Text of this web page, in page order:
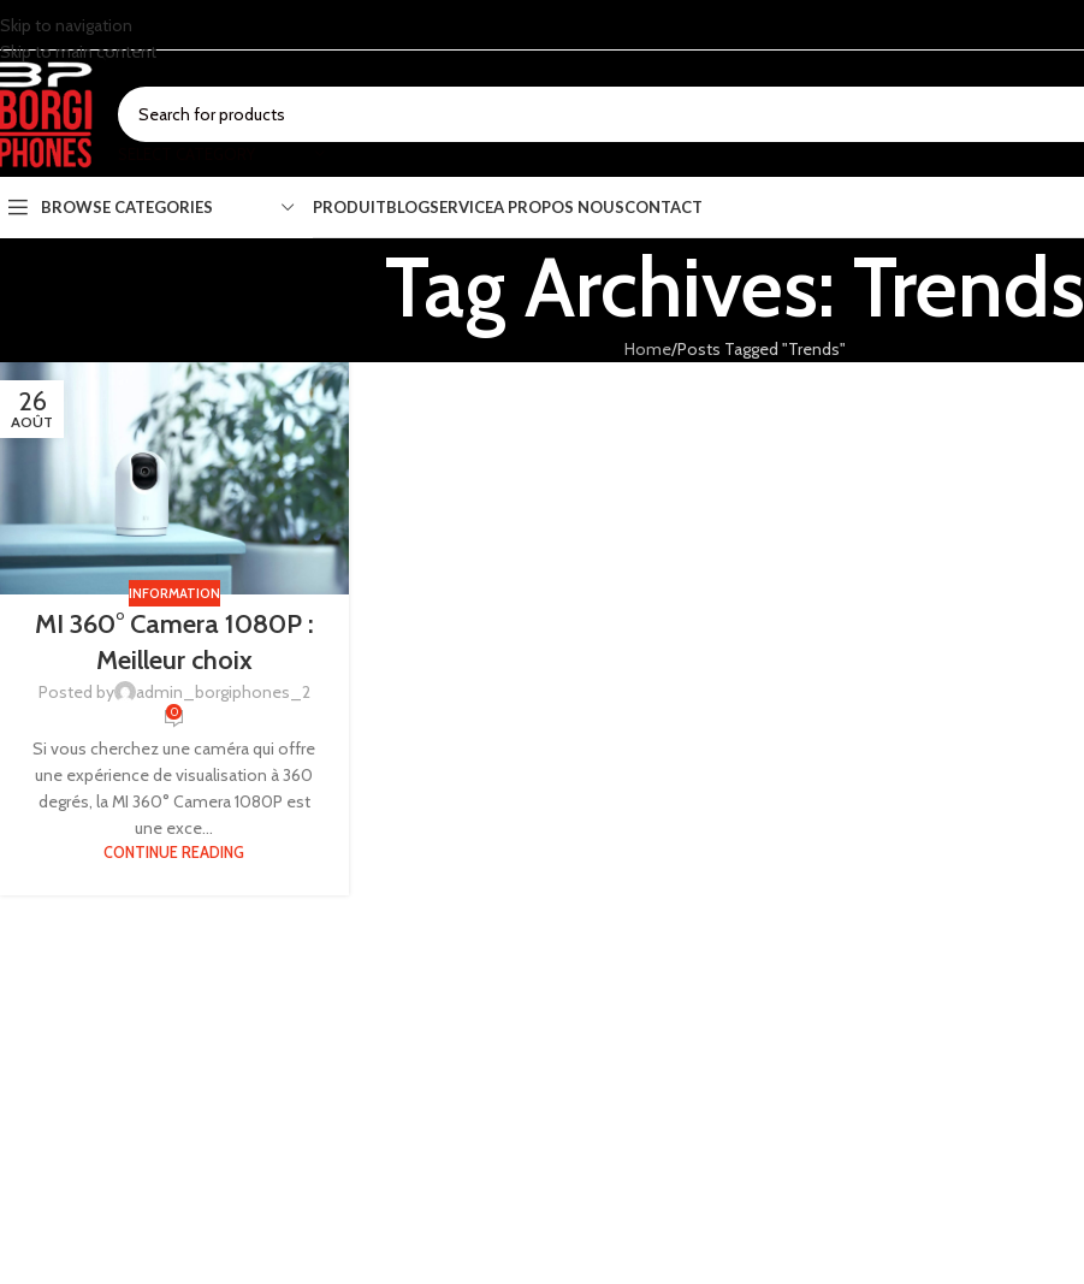
Skip to navigation
Skip to main content
BROWSE CATEGORIES PRODUITBLOGSERVICEA PROPOS NOUSCONTACT
Tag Archives: Trends
Home Posts Tagged "Trends"
26
AOÛT
INFORMATION
MI 360° Camera 1080P :
Meilleur choix
Posted by admin_borgiphones_2
0
Si vous cherchez une caméra qui offre
une expérience de visualisation à 360
degrés, la MI 360° Camera 1080P est
une exce...
CONTINUE READING